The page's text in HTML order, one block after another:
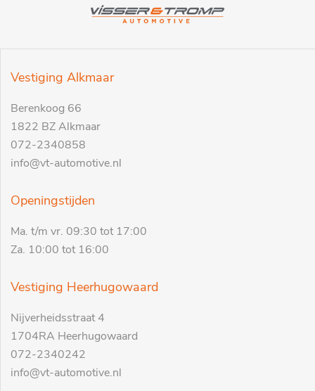
Vestiging Alkmaar
Berenkoog 66
1822 BZ Alkmaar
072-2340858
info@vt-automotive.nl
Openingstijden
Ma. t/m vr. 09:30 tot 17:00
Za. 10:00 tot 16:00
Vestiging Heerhugowaard
Nijverheidsstraat 4
1704RA Heerhugowaard
072-2340242
info@vt-automotive.nl